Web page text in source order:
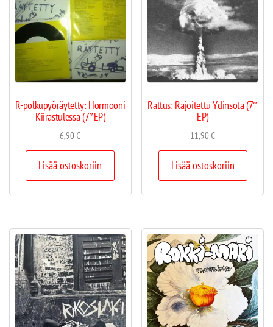
R-polkupyöräytetty: Hormooni
Kiirastulessa (7″EP)
6,90€
Lisää ostoskoriin
Rattus: Rajoitettu Ydinsota (7″
EP)
11,90€
Lisää ostoskoriin